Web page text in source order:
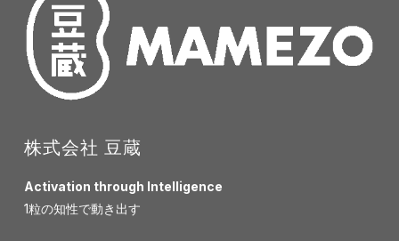
株式会社 豆蔵
Activation through Intelligence
1粒の知性で動き出す